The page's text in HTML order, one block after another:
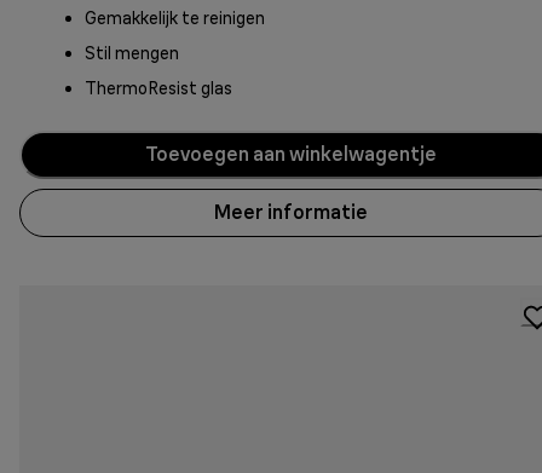
Gemakkelijk te reinigen
Stil mengen
ThermoResist glas
Toevoegen aan winkelwagentje
Meer informatie